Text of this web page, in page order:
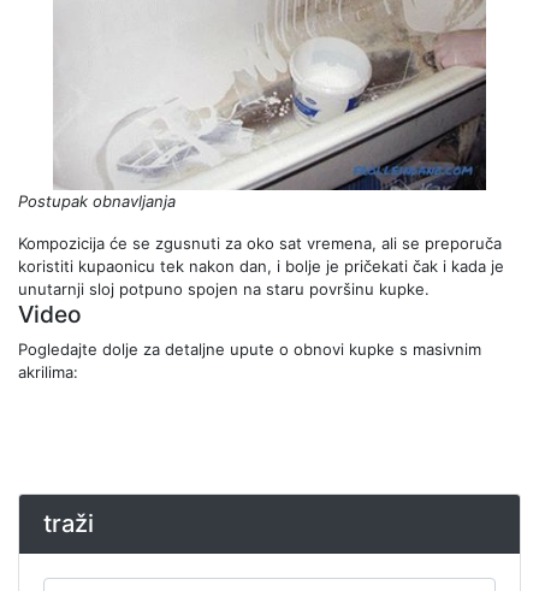
Postupak obnavljanja
Kompozicija će se zgusnuti za oko sat vremena, ali se preporuča
koristiti kupaonicu tek nakon dan, i bolje je pričekati čak i kada je
unutarnji sloj potpuno spojen na staru površinu kupke.
Video
Pogledajte dolje za detaljne upute o obnovi kupke s masivnim
akrilima:
traži